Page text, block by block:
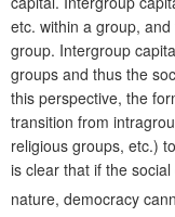
etc. within a group,
group. Intergroup
groups and thus the
this perspective, the
transition from
religious groups, etc.)
is clear that if the
nature, democracy